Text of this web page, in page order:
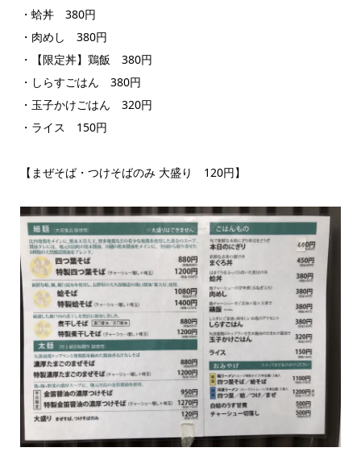
・蛤丼 380円
・肉めし 380円
・【限定丼】鶏飯 380円
・しらすごはん 380円
・玉子かけごはん 320円
・ライス 150円
【まぜそば・つけそばのみ 大盛り 120円】